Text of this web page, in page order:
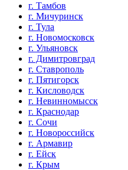
г. Тамбов
г. Мичуринск
г. Тула
г. Новомосковск
г. Ульяновск
г. Димитровград
г. Ставрополь
г. Пятигорск
г. Кисловодск
г. Невинномысск
г. Краснодар
г. Сочи
г. Новороссийск
г. Армавир
г. Ейск
г. Крым